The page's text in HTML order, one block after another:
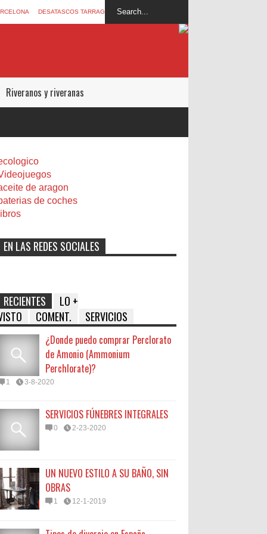
DESATASCOS TARRAGONA
Riveranos y riveranas
de aragon
de coches
libros
EN LAS REDES SOCIALES
RECIENTES
LO +
COMENT. SERVICIOS
¿Donde puedo comprar Perclorato
de Amonio (Ammonium
Perchlorate)?
1 3-8-2020
SERVICIOS FÚNEBRES INTEGRALES
0 2-23-2020
UN NUEVO ESTILO A SU BAÑO, SIN
OBRAS
1 12-1-2019